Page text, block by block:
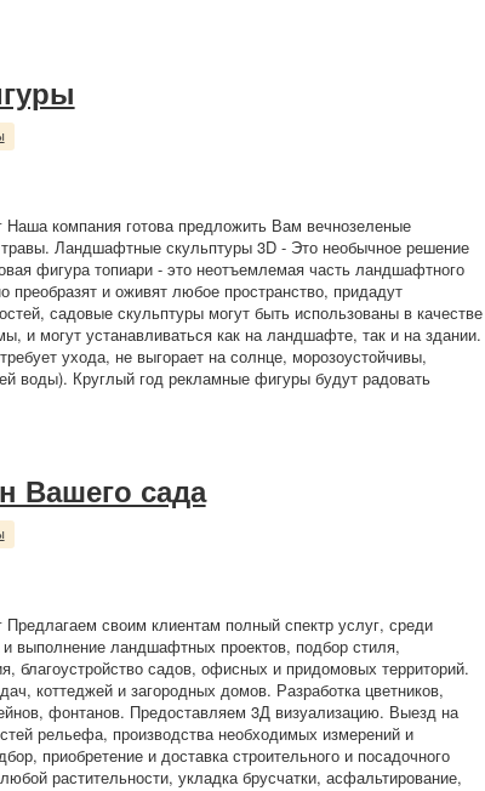
компания готова предложить Вам вечнозеленые
травы. Ландшафтные скульптуры 3D - Это необычное решение
фигура топиари - это неотъемлемая часть ландшафтного
преобразят и оживят любое пространство, придадут
садовые скульптуры могут быть использованы в качестве
и могут устанавливаться как на ландшафте, так и на здании.
ухода, не выгорает на солнце, морозоустойчивы,
воды). Круглый год рекламные фигуры будут радовать
Вашего сада
своим клиентам полный спектр услуг, среди
выполнение ландшафтных проектов, подбор стиля,
благоустройство садов, офисных и придомовых территорий.
коттеджей и загородных домов. Разработка цветников,
фонтанов. Предоставляем 3Д визуализацию. Выезд на
рельефа, производства необходимых измерений и
приобретение и доставка строительного и посадочного
растительности, укладка брусчатки, асфальтирование,